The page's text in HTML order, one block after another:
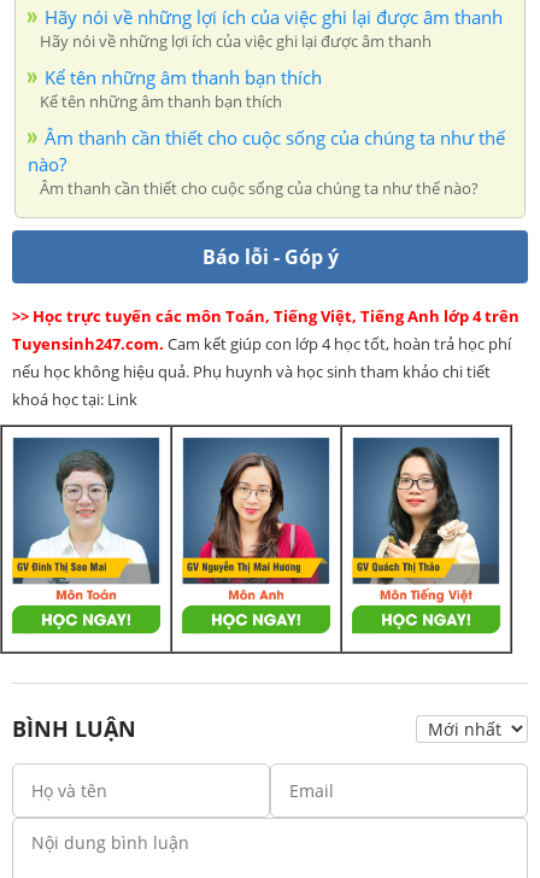
Hãy nói về những lợi ích của việc ghi lại được âm thanh
Hãy nói về những lợi ích của việc ghi lại được âm thanh
Kể tên những âm thanh bạn thích
Kể tên những âm thanh bạn thích
Âm thanh cần thiết cho cuộc sống của chúng ta như thế
nào?
Âm thanh cần thiết cho cuộc sống của chúng ta như thế nào?
Báo lỗi - Góp ý
>> Học trực tuyến các môn Toán, Tiếng Việt, Tiếng Anh lớp 4 trên
Tuyensinh247.com. Cam kết giúp con lớp 4 học tốt, hoàn trả học phí
nếu học không hiệu quả. Phụ huynh và học sinh tham khảo chi tiết
khoá học tại: Link
BÌNH LUẬN